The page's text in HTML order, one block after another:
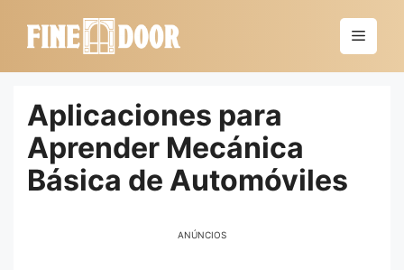
Menú
Aplicaciones para
Aprender Mecánica
Básica de Automóviles
ANÚNCIOS